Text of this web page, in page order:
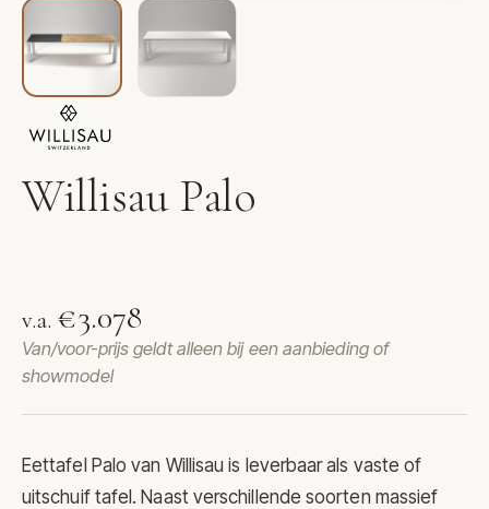
Willisau Palo
v.a. €3.078
Van/voor-prijs geldt alleen bij een aanbieding of
showmodel
Eettafel Palo van Willisau is leverbaar als vaste of
uitschuif tafel. Naast verschillende soorten massief